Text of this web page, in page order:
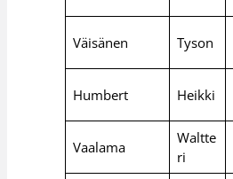
Väisänen Tyson
Humbert Heikki
Vaalama
Waltte
ri